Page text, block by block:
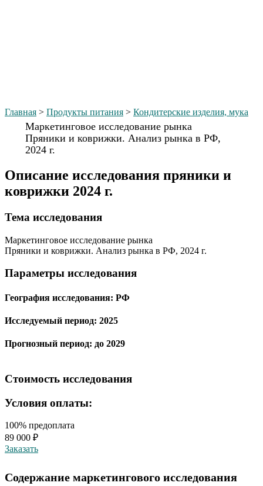
Главная > Продукты питания > Кондитерские изделия, мука
Маркетинговое исследование рынка
Пряники и коврижки. Анализ рынка в РФ,
2024 г.
Описание исследования пряники и
коврижки 2024 г.
Тема иcследования
Маркетинговое исследование рынка
Пряники и коврижки. Анализ рынка в РФ, 2024 г.
Параметры исследования
География исследования: РФ
Исследуемый период: 2025
Прогнозный период: до 2029
Стоимость исследования
Условия оплаты:
100% предоплата
89 000 ₽
Заказать
Содержание маркетингового исследования